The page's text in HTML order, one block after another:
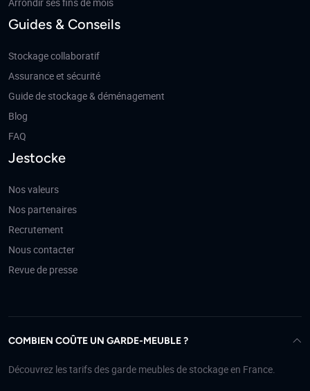
Guides & Conseils
Stockage collaboratif
Assurance et sécurité
Guide de stockage & déménagement
Blog
FAQ
Jestocke
Nos valeurs
Nos partenaires
Recrutement
Nous contacter
Revue de presse
COMBIEN COÛTE UN GARDE-MEUBLE ?
Découvrez les tarifs des garde meubles de stockage en France.